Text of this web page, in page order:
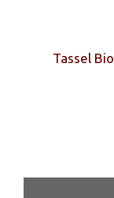
Tassel